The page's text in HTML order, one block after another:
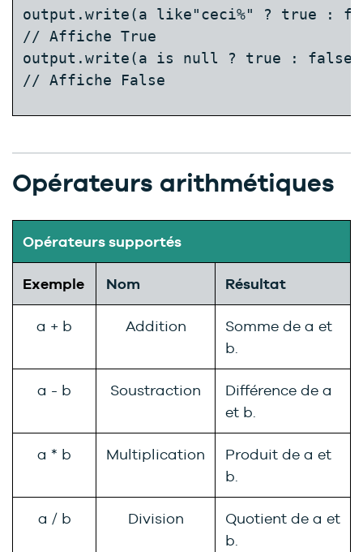
output.write(a like"ceci%" ? true :
// Affiche True
output.write(a is null ? true :
// Affiche False
Opérateurs arithmétiques
Opérateurs supportés
Exemple Nom Résultat
a + b Addition
Somme de a et
b.
a - b Soustraction
Différence de a
et b.
a * b Multiplication
Produit de a et
b.
a / b Division
Quotient de a et
b.